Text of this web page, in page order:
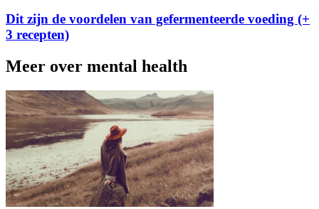
Dit zijn de voordelen van gefermenteerde voeding (+
3 recepten)
Meer over mental health